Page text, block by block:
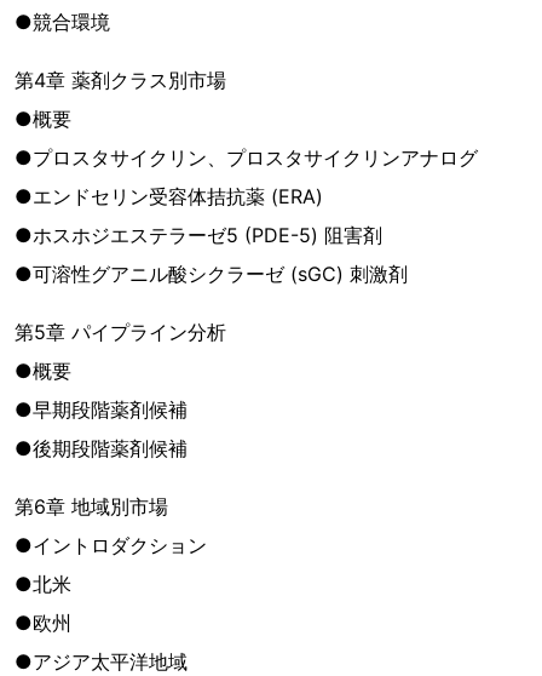
●競合環境
第4章 薬剤クラス別市場
●概要
●プロスタサイクリン、プロスタサイクリンアナログ
●エンドセリン受容体拮抗薬 (ERA)
●ホスホジエステラーゼ5 (PDE-5) 阻害剤
●可溶性グアニル酸シクラーゼ (sGC) 刺激剤
第5章 パイプライン分析
●概要
●早期段階薬剤候補
●後期段階薬剤候補
第6章 地域別市場
●イントロダクション
●北米
●欧州
●アジア太平洋地域